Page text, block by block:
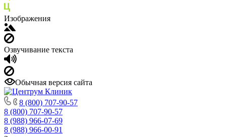
Изображения
Озвучивание текста
Обычная версия сайта
8 (800) 707-90-57
8 (800) 707-90-57
8 (988) 966-07-69
8 (988) 966-00-91